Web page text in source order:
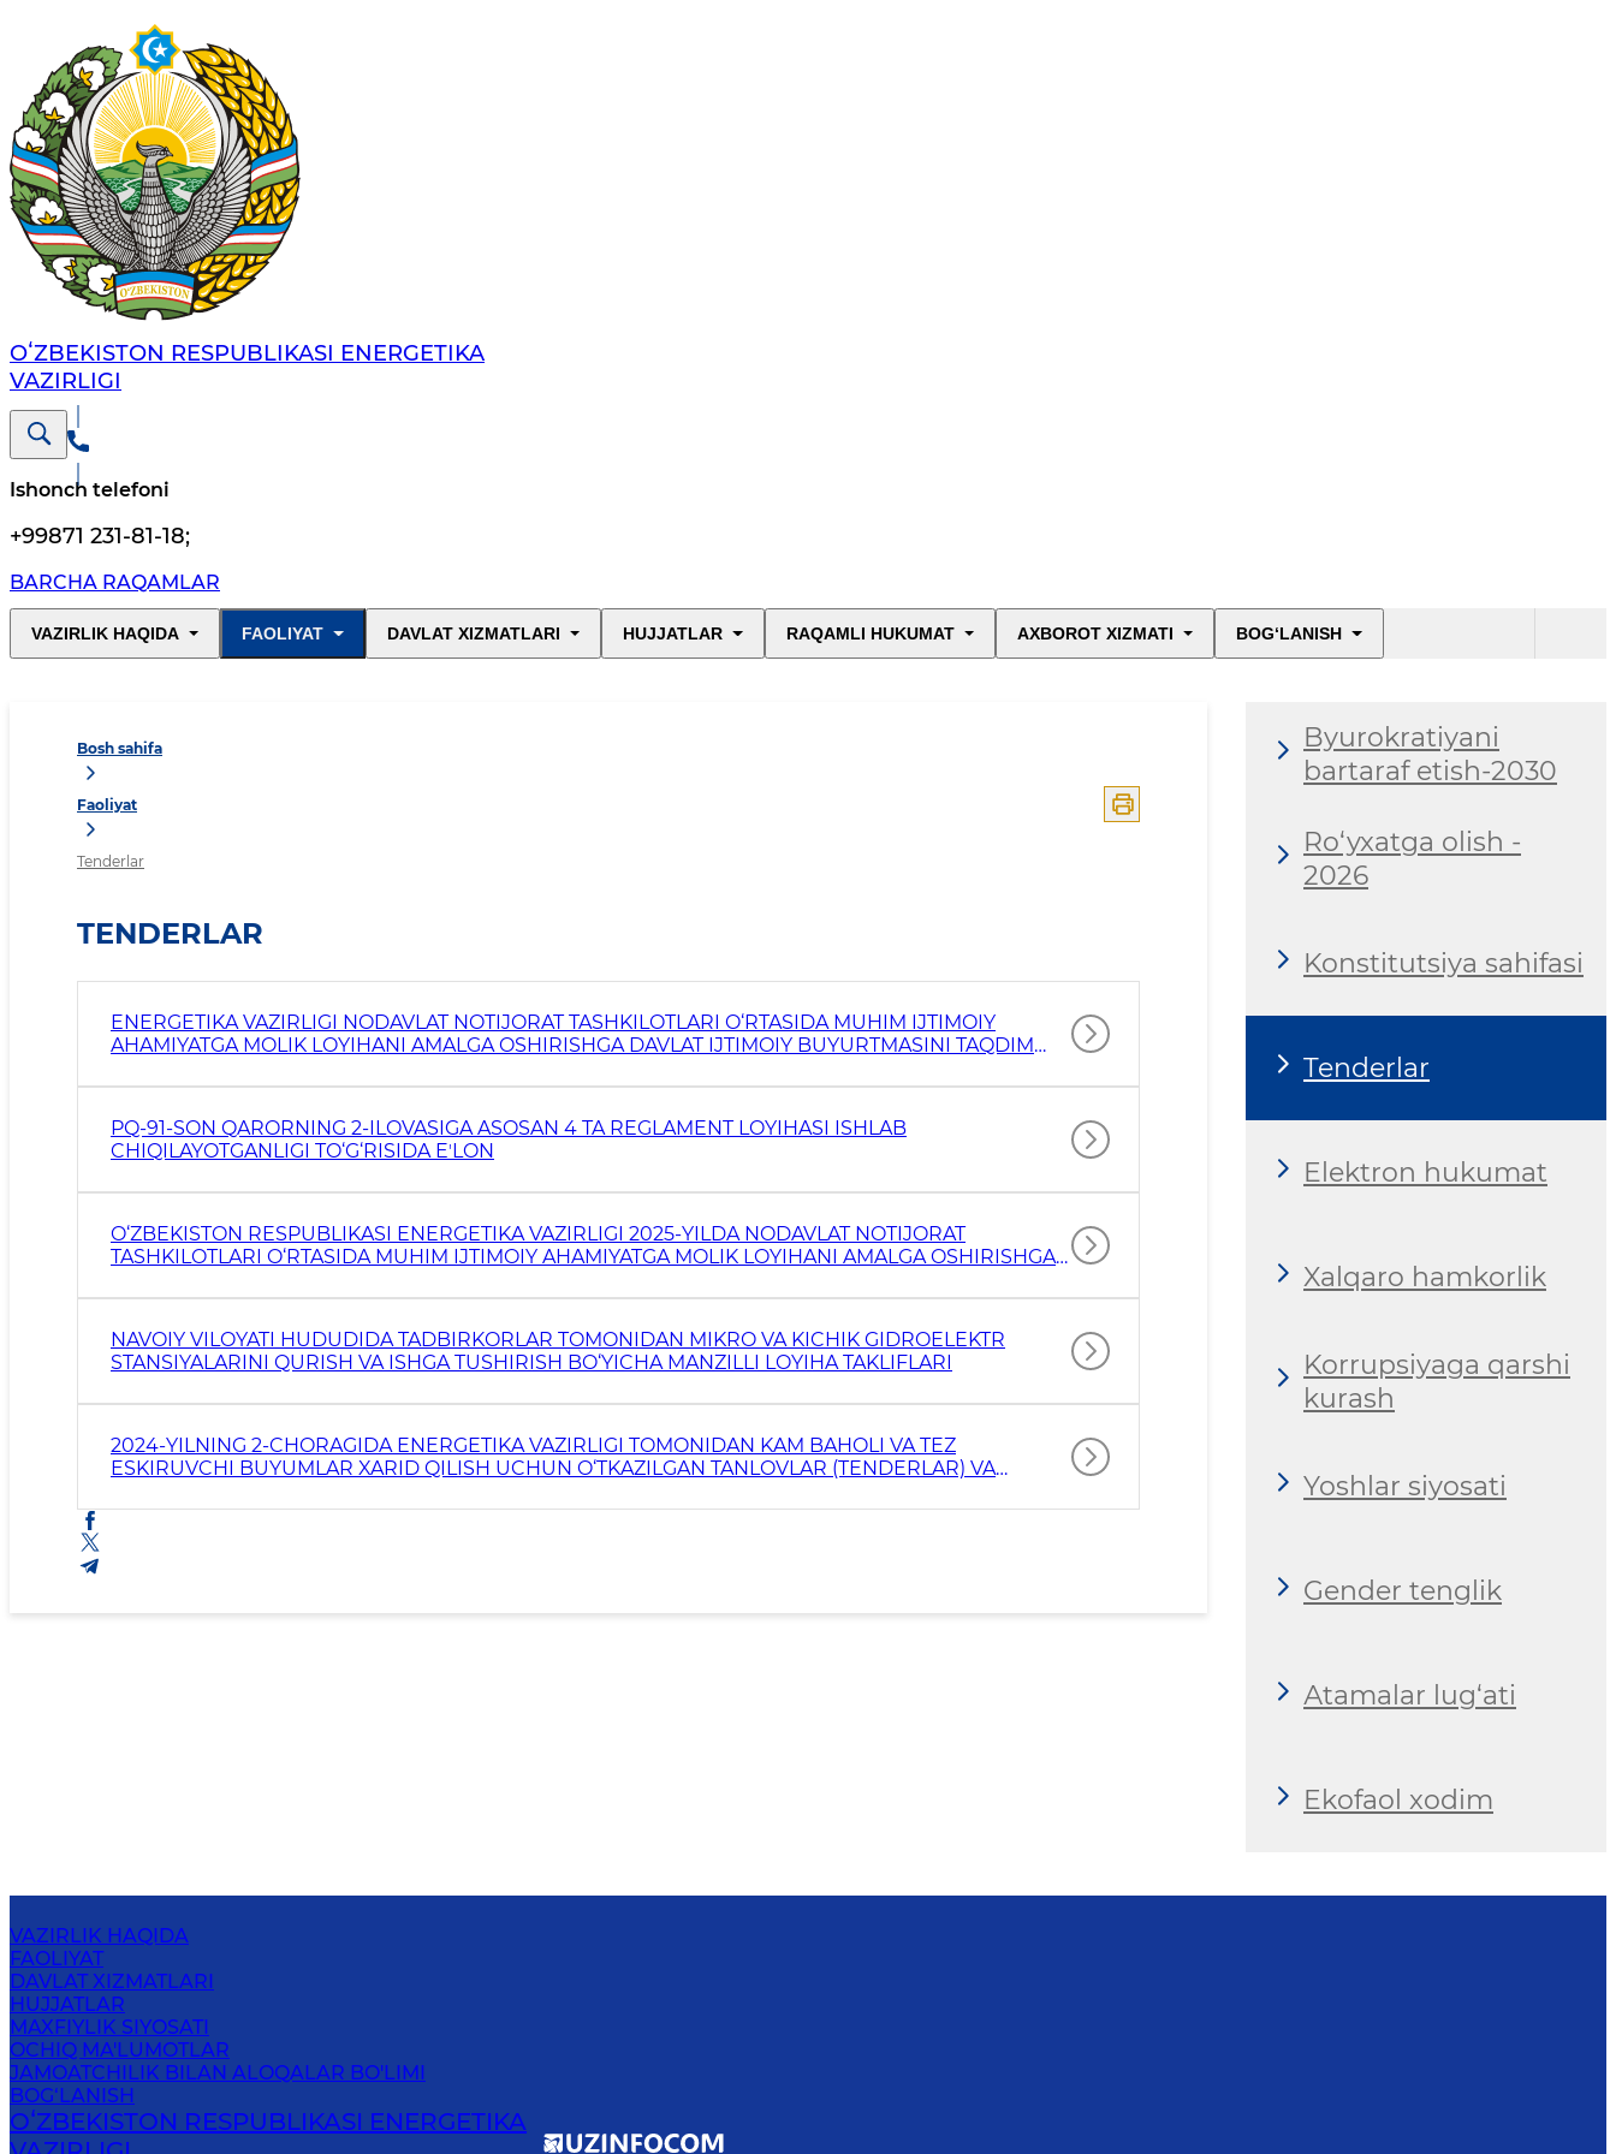
OʻZBEKISTON RESPUBLIKASI ENERGETIKA
VAZIRLIGI
Ishonch telefoni
+99871 231-81-18;
BARCHA RAQAMLAR
VAZIRLIK HAQIDA FAOLIYAT DAVLAT XIZMATLARI HUJJATLAR RAQAMLI HUKUMAT AXBOROT XIZMATI BOG‘LANISH
Bosh sahifa
Faoliyat
Tenderlar
TENDERLAR
ENERGETIKA VAZIRLIGI NODAVLAT NOTIJORAT TASHKILOTLARI O‘RTASIDA MUHIM IJTIMOIY
AHAMIYATGA MOLIK LOYIHANI AMALGA OSHIRISHGA DAVLAT IJTIMOIY BUYURTMASINI TAQDIM
PQ-91-SON QARORNING 2-ILOVASIGA ASOSAN 4 TA REGLAMENT LOYIHASI ISHLAB
CHIQILAYOTGANLIGI TO‘G‘RISIDA EʼLON
O‘ZBEKISTON RESPUBLIKASI ENERGETIKA VAZIRLIGI 2025-YILDA NODAVLAT NOTIJORAT
TASHKILOTLARI O‘RTASIDA MUHIM IJTIMOIY AHAMIYATGA MOLIK LOYIHANI AMALGA OSHIRISHGA
NAVOIY VILOYATI HUDUDIDA TADBIRKORLAR TOMONIDAN MIKRO VA KICHIK GIDROELEKTR
STANSIYALARINI QURISH VA ISHGA TUSHIRISH BO‘YICHA MANZILLI LOYIHA TAKLIFLARI
2024-YILNING 2-CHORAGIDA ENERGETIKA VAZIRLIGI TOMONIDAN KAM BAHOLI VA TEZ
ESKIRUVCHI BUYUMLAR XARID QILISH UCHUN O‘TKAZILGAN TANLOVLAR (TENDERLAR) VA
Byurokratiyani
bartaraf etish-2030
Ro‘yxatga olish -
2026
Konstitutsiya sahifasi
Tenderlar
Elektron hukumat
Xalqaro hamkorlik
Korrupsiyaga qarshi
kurash
Yoshlar siyosati
Gender tenglik
Аtamalar lug‘ati
Ekofaol xodim
VAZIRLIK HAQIDA
FAOLIYAT
DAVLAT XIZMATLARI
HUJJATLAR
MAXFIYLIK SIYOSATI
OCHIQ MA'LUMOTLAR
JAMOATCHILIK BILAN ALOQALAR BO'LIMI
BOG‘LANISH
OʻZBEKISTON RESPUBLIKASI ENERGETIKA